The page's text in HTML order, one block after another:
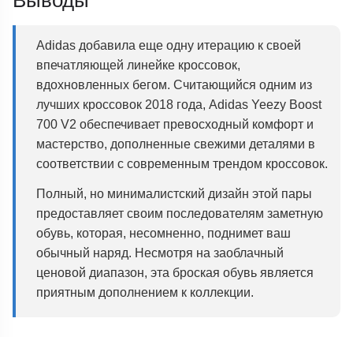
Adidas добавила еще одну итерацию к своей
впечатляющей линейке кроссовок,
вдохновленных бегом. Считающийся одним из
лучших кроссовок 2018 года, Adidas Yeezy Boost
700 V2 обеспечивает превосходный комфорт и
мастерство, дополненные свежими деталями в
соответствии с современным трендом кроссовок.
Полный, но минималистский дизайн этой пары
предоставляет своим последователям заметную
обувь, которая, несомненно, поднимет ваш
обычный наряд. Несмотря на заоблачный
ценовой диапазон, эта броская обувь является
приятным дополнением к коллекции.